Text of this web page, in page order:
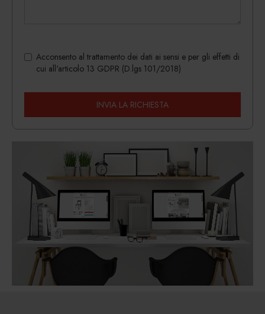
Acconsento al trattamento dei dati ai sensi e per gli effetti di
cui all'articolo 13 GDPR (D.lgs 101/2018)
INVIA LA RICHIESTA